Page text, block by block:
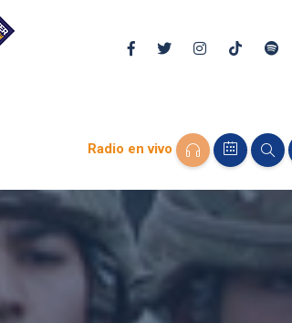
Radio en vivo